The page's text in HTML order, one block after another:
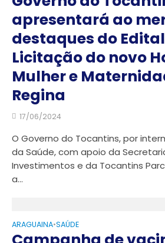
apresentará ao
destaques do
Licitação do novo
Mulher e
Regina
17/06/2024
O Governo do Tocantins, por
da Saúde, com apoio da
Investimentos e da Tocantins
a...
ARAGUAINA•SAÚDE